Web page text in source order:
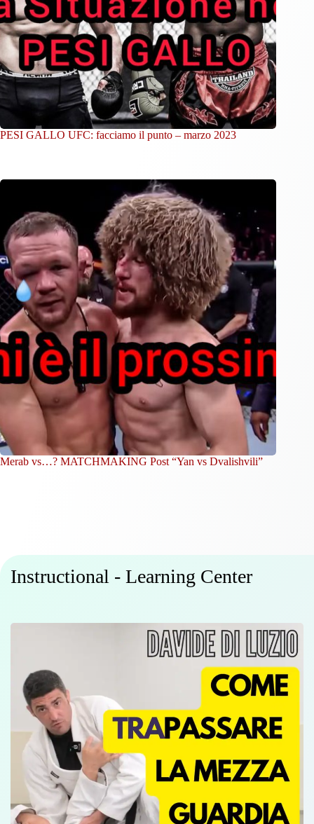
PESI GALLO UFC: facciamo il punto – marzo 2023
Merab vs…? MATCHMAKING Post “Yan vs Dvalishvili”
Instructional - Learning Center